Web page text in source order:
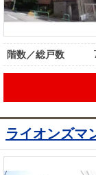
階数／総戸数
ライオンズマ